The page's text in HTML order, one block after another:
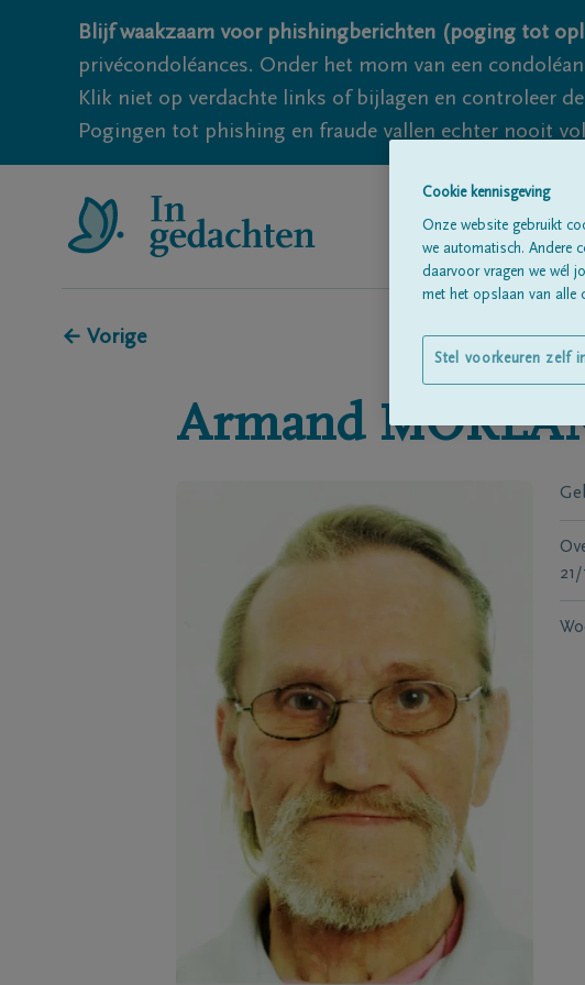
Blijf waakzaam voor phishingberichten (poging tot
privécondoléances. Onder het mom van een
Klik niet op verdachte links of bijlagen en controleer
Pogingen tot phishing en fraude vallen echter nooit
← Vorige
Armand
Cookie kennisgeving
Onze website gebruikt
we automatisch. Andere
daarvoor vragen we wél
met het opslaan van alle
Stel voorkeuren zelf